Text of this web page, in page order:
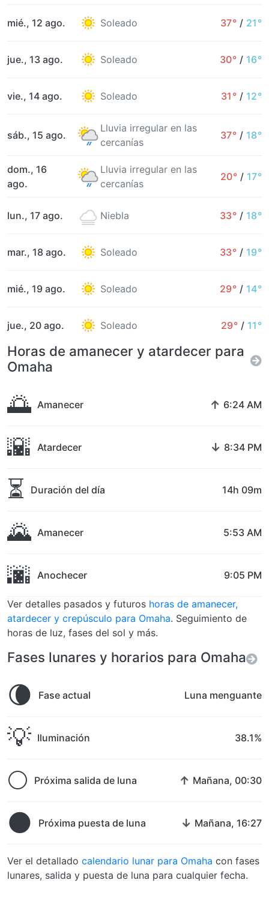
mié., 12 ago. Soleado 37° / 21°
jue., 13 ago. Soleado 30° / 16°
vie., 14 ago. Soleado 31° / 12°
sáb., 15 ago.
Lluvia irregular en las
cercanías
37° / 18°
dom., 16
ago.
Lluvia irregular en las
cercanías
20° / 17°
lun., 17 ago. Niebla 33° / 18°
mar., 18 ago. Soleado 33° / 19°
mié., 19 ago. Soleado 29° / 14°
jue., 20 ago. Soleado 29° / 11°
Horas de amanecer y atardecer para
Omaha
🌅 Amanecer ↑ 6:24 AM
🌇 Atardecer ↓ 8:34 PM
⏳ Duración del día 14h 09m
🌄 Amanecer 5:53 AM
🌆 Anochecer 9:05 PM
Ver detalles pasados y futuros horas de amanecer,
atardecer y crepúsculo para Omaha. Seguimiento de
horas de luz, fases del sol y más.
Fases lunares y horarios para Omaha
🌘 Fase actual Luna menguante
💡 Iluminación 38.1%
🌕 Próxima salida de luna ↑ Mañana, 00:30
🌑 Próxima puesta de luna ↓ Mañana, 16:27
Ver el detallado calendario lunar para Omaha con fases
lunares, salida y puesta de luna para cualquier fecha.